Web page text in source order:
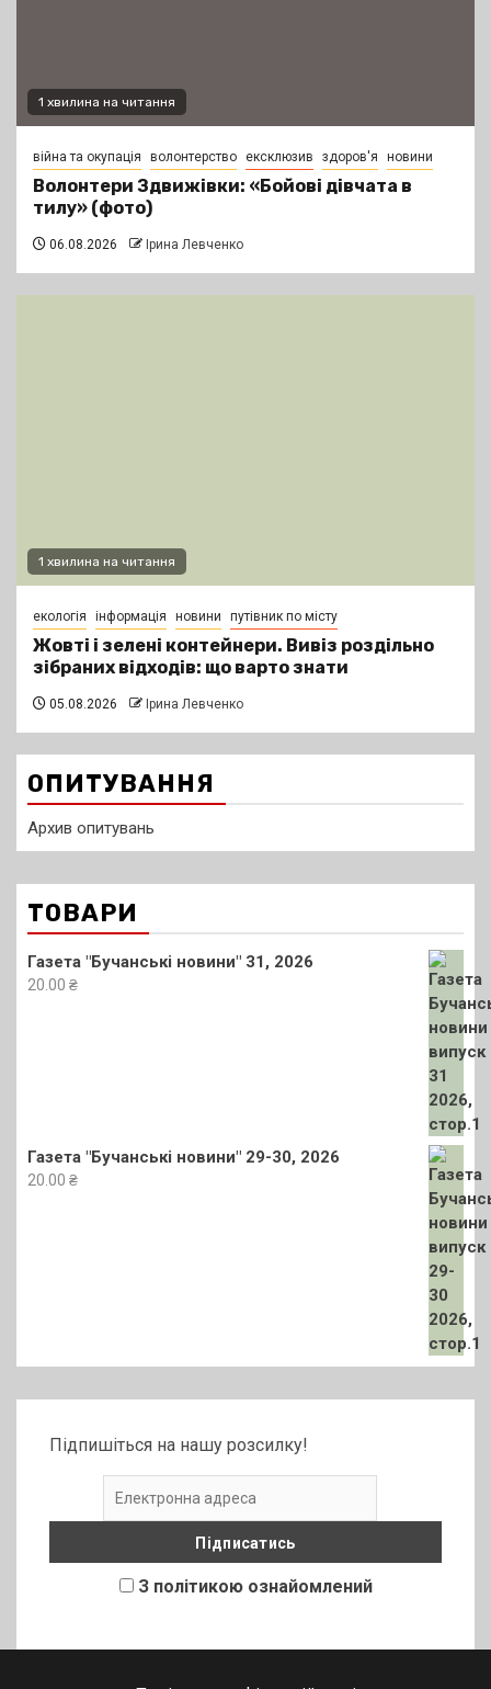
1 хвилина на читання
війна та окупація волонтерство ексклюзив здоров'я новини
Волонтери Здвижівки: «Бойові дівчата в
тилу» (фото)
06.08.2026 Ірина Левченко
1 хвилина на читання
екологія інформація новини путівник по місту
Жовті і зелені контейнери. Вивіз роздільно
зібраних відходів: що варто знати
05.08.2026 Ірина Левченко
ОПИТУВАННЯ
Архив опитувань
ТОВАРИ
Газета "Бучанські новини" 31, 2026
20.00 ₴
Газета "Бучанські новини" 29-30, 2026
20.00 ₴
Підпишіться на нашу розсилку!
З політикою ознайомлений